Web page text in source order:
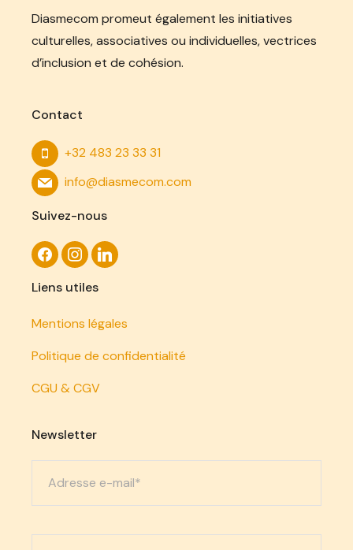
Diasmecom promeut également les initiatives
culturelles, associatives ou individuelles, vectrices
d’inclusion et de cohésion.
Contact
+32 483 23 33 31
info@diasmecom.com
Suivez-nous
Liens utiles
Mentions légales
Politique de confidentialité
CGU & CGV
Newsletter